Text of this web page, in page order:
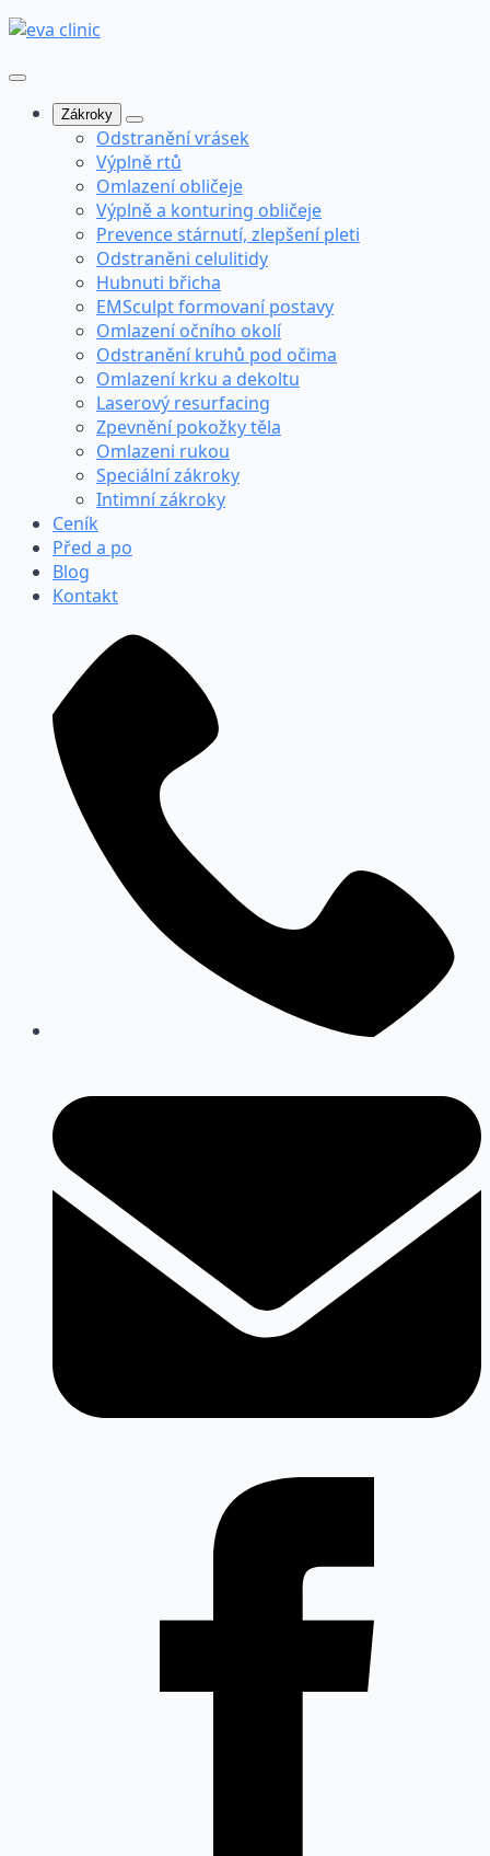
Zákroky
Odstranění vrásek
Výplně rtů
Omlazení obličeje
Výplně a konturing obličeje
Prevence stárnutí, zlepšení pleti
Odstraněni celulitidy
Hubnuti břicha
EMSculpt formovaní postavy
Omlazení očního okolí
Odstranění kruhů pod očima
Omlazení krku a dekoltu
Laserový resurfacing
Zpevnění pokožky těla
Omlazeni rukou
Speciální zákroky
Intimní zákroky
Ceník
Před a po
Blog
Kontakt